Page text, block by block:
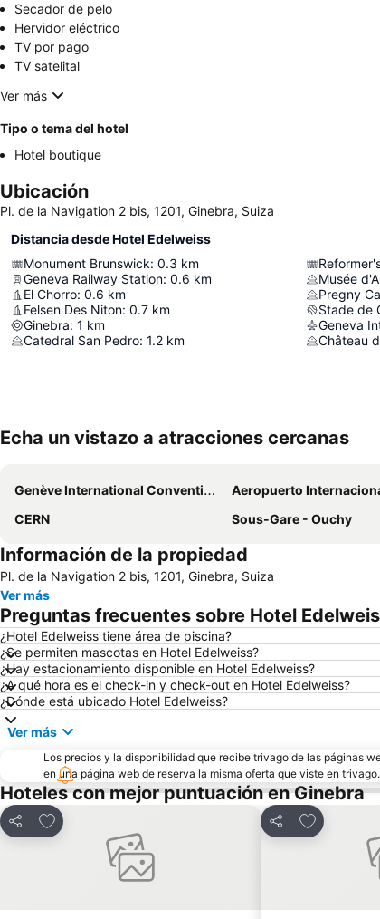
Secador de pelo
Hervidor eléctrico
TV por pago
TV satelital
Ver más
Tipo o tema del hotel
Hotel boutique
Ubicación
Pl. de la Navigation 2 bis, 1201, Ginebra, Suiza
Distancia desde Hotel Edelweiss
Monument Brunswick: 0.3 km
Geneva Railway Station: 0.6 km
El Chorro: 0.6 km
Felsen Des Niton: 0.7 km
Ginebra: 1 km
Catedral San Pedro: 1.2 km
Musée
Pregny
Stade de
Geneva
Château
Echa un vistazo a atracciones cercanas
Genève International Convention Centre Aeropuerto Internacional de
CERN
Sous-Gare - Ouchy
Información de la propiedad
Pl. de la Navigation 2 bis, 1201, Ginebra, Suiza
Ver más
Preguntas frecuentes sobre Hotel
¿Hotel Edelweiss tiene área de piscina?
¿Se permiten mascotas en Hotel Edelweiss?
¿Hay estacionamiento disponible en Hotel Edelweiss?
¿A qué hora es el check-in y check-out en Hotel Edelweiss?
¿Dónde está ubicado Hotel Edelweiss?
Ver más
Los precios y la disponibilidad que recibe trivago de las páginas
en una página web de reserva la misma oferta que viste en trivago.
Hoteles con mejor puntuación en Ginebra
Compartir
Agregar a favoritos
Compartir
Agregar a